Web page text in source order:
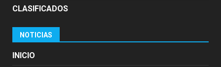
CLASIFICADOS
NOTICIAS
INICIO